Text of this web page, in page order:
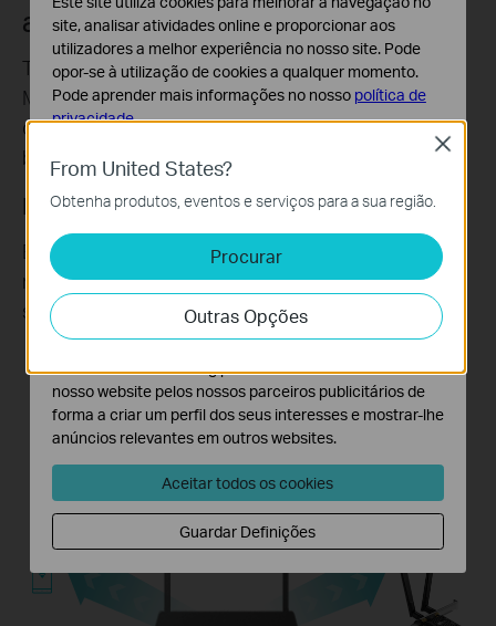
and Less Congestion
The innovative combination of OFDMA and MU-
MIMO ensures an optimally efficient Wi-Fi
connection for your PC, reducing latency and
boosting speeds.
MU-MIMO
Boosts the throughput and efficiency of the entire
network, providing multiple data streams
simultaneously.
Regular
From United States?
Obtenha produtos, eventos e serviços para a sua região.
Procurar
Outras Opções
Close
site, analisar atividades online e proporcionar aos
utilizadores a melhor experiência no nosso site. Pode
opor-se à utilização de cookies a qualquer momento.
Pode aprender mais informações no nosso política de
privacidade.
Os cookies são necessários para o funcionamento do
website e não podem ser desativados nos seus
Cookies de Análise e Marketing
Os cookies de analise permite-nos analisar as suas
atividades no nosso website para melhorar e ajustar a
funcionalidade do nosso website.
O cookies de marketing podem ser definidos através do
nosso website pelos nossos parceiros publicitários de
forma a criar um perfil dos seus interesses e mostrar-lhe
anúncios relevantes em outros websites.
Aceitar todos os cookies
Guardar Definições